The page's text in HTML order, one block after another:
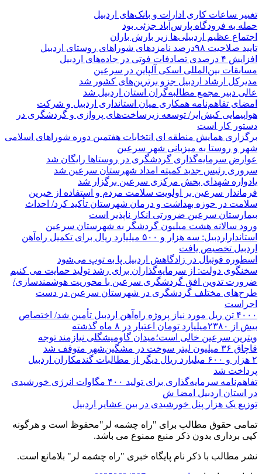
تغییر ساعات کاری ادارات و بانک‌های اردبیل
حمله به فرودگاه پارس‌‌آباد جزئی بود
اجتماع عظیم اردبیلی‌ها زیر بارش باران
تایید صلاحیت ۹۸درصد نامزدهای شوراهای روستای اردبیل
افزایش ۴ درصدی تصادفات فوتی در جاده‌های اردبیل
مسابقات بین‌المللی اسکی آلپاین در سرعین
مدیرکل ارشاد اردبیل جزو برترین‌های کشور شد
عالی دبیر مجمع مطالبه‌گران استان اردبیل شد
امضای تفاهم‌نامه همکاری میان استانداری اردبیل و شرکت
هواپیمایی کیش‌ایر/ توسعه زیرساخت‌های پروازی و گردشگری در
دستور کار است
برگزاری همایش منطقه ای انتخابات هفتمین دوره شوراهای اسلامی
شهر و روستا به میزبانی شهر سرعین
عوارض سرمایه‌گذاری گردشگری در روستاها رایگان شد
سروری رئیس جدید کمیته امداد شهرستان سرعین شد
یادواره شهدای بخش مرکزی سرعین برگزار شد
فرماندار سرعین بر اولویت سلامت مردم و استفاده از خیرین
سلامت در حوزه بهداشت و درمان شهرستان تأکید کرد/ احداث
بیمارستان سرعین ضرورتی انکار ناپذیر است
ورود سالانه هشت میلیون گردشگر به شهرستان سرعین
استانداراردبیل: سه هزار و ۵۰۰ میلیارد ریال برای تکمیل راه‌آهن
اردبیل تخصیص یافت
اسطوره فوتبال در زادگاهش اردبیل پا به توپ می‌شود
سخنگوی دولت: از سرمایه‌گذاران برای رشد تولید حمایت می کنیم
ضرورت تدوین افق گردشگری سرعین با محوریت هوشمندسازی/
طرح‌های مختلف گردشگری در شهرستان سرعین در دست
اجراست
۴۰۰۰ تن ریل مورد نیاز پروژه راه‌آهن اردبیل تأمین شد/ اختصاص
بیش از ۲۳۸۰میلیارد تومان اعتبار در ۸ ماه گذشته
ویترین سرعین خالی است؛میدان گاومیشگلی نیازمند توجه
قاچاق ۳۶ میلیون لیتر سوخت در مشگین‌شهر متوقف شد
۲ هزار و ۶۰۰‌ میلیارد ریال دیگر از مطالبات گندمکاران اردبیل
پرداخت شد
تفاهم‌نامه سرمایه‌گذاری برای تولید ۴۰۰ مگاوات انرژی خورشیدی
در استان اردبیل امضا ش
توزیع یک هزار پنل خورشیدی در بین عشایر اردبیل
تمامی حقوق مطالب برای "راه چشمه لر"محفوظ است و هرگونه
کپی برداری بدون ذکر منبع ممنوع می باشد.
نشر مطالب با ذکر نام پایگاه خبری "راه چشمه لر" بلامانع است.